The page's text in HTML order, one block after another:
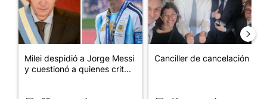
Milei despidió a Jorge Messi
y cuestionó a quienes crit...
Canciller de cancelación